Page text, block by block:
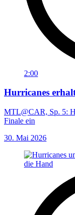
2:00
Hurricanes
MTL@CAR, Sp. 5:
Finale ein
30. Mai 2026